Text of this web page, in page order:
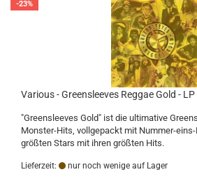
-23%
Various - Greensleeves Reggae Gold - LP
"Greensleeves Gold" ist die ultimative
Monster-Hits, vollgepackt mit Nummer-
größten Stars mit ihren größten Hits.
Lieferzeit: nur noch wenige auf Lager